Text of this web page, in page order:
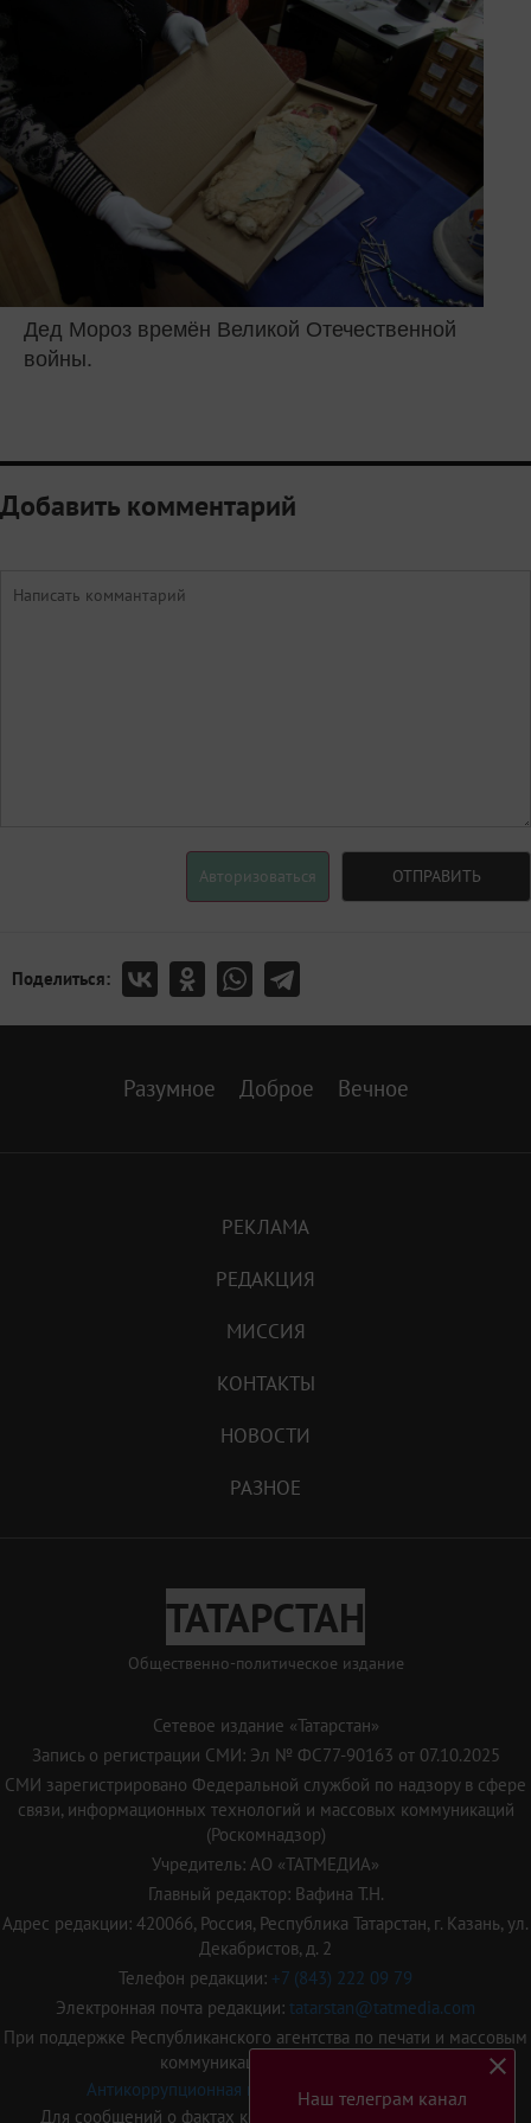
Дед Мороз времён Великой Отечественной
войны.
Добавить комментарий
Авторизоваться ОТПРАВИТЬ
Поделиться:
Разумное Доброе Вечное
РЕКЛАМА
РЕДАКЦИЯ
МИССИЯ
КОНТАКТЫ
НОВОСТИ
РАЗНОЕ
ТАТАРСТАН
Общественно-политическое издание
Сетевое издание «Татарстан»
Запись о регистрации СМИ: Эл № ФС77-90163 от 07.10.2025
СМИ зарегистрировано Федеральной службой по надзору в сфере
связи, информационных технологий и массовых коммуникаций
(Роскомнадзор)
Учредитель: АО «ТАТМЕДИА»
Главный редактор: Вафина Т.Н.
Адрес редакции: 420066, Россия, Республика Татарстан, г. Казань, ул.
Декабристов, д. 2
Телефон редакции: +7 (843) 222 09 79
Электронная почта редакции: tatarstan@tatmedia.com
При поддержке Республиканского агентства по печати и массовым
коммуникациям "Татмедиа"
Антикоррупционная политика АО "ТАТМЕДИА"
Для сообщений о фактах коррупции
vafina@tatmedia.com
Наш телеграм канал